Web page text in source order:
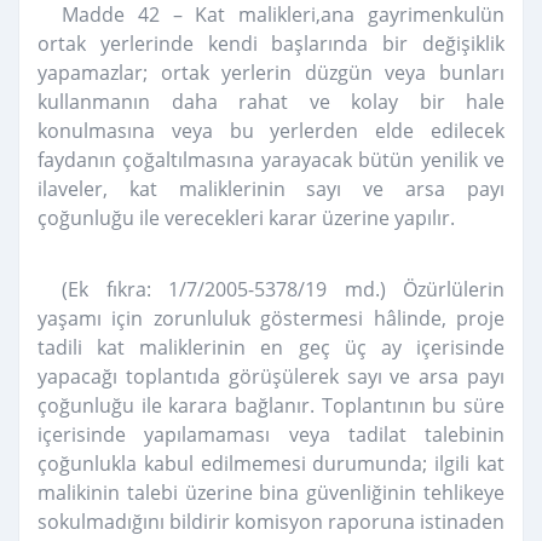
Madde 42 – Kat malikleri,ana gayrimenkulün
ortak yerlerinde kendi başlarında bir değişiklik
yapamazlar; ortak yerlerin düzgün veya bunları
kullanmanın daha rahat ve kolay bir hale
konulmasına veya bu yerlerden elde edilecek
faydanın çoğaltılmasına yarayacak bütün yenilik ve
ilaveler, kat maliklerinin sayı ve arsa payı
çoğunluğu ile verecekleri karar üzerine yapılır.
(Ek fıkra: 1/7/2005-5378/19 md.) Özürlülerin
yaşamı için zorunluluk göstermesi hâlinde, proje
tadili kat maliklerinin en geç üç ay içerisinde
yapacağı toplantıda görüşülerek sayı ve arsa payı
çoğunluğu ile karara bağlanır. Toplantının bu süre
içerisinde yapılamaması veya tadilat talebinin
çoğunlukla kabul edilmemesi durumunda; ilgili kat
malikinin talebi üzerine bina güvenliğinin tehlikeye
sokulmadığını bildirir komisyon raporuna istinaden